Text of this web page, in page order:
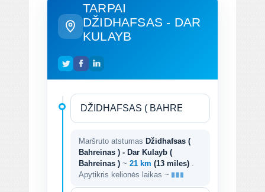
TARPAI
DŽIDHAFSAS - DAR
KULAYB
Maršruto atstumas Džidhafsas (
Bahreinas ) - Dar Kulayb (
Bahreinas ) ~ 21 km (13 miles)
Apytikris kelionės laikas ~